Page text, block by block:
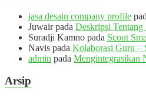
jasa desain company profile
Juwairpada Deskripsi Tentang
Suradji Kamno pada Scout
Navis pada Kolaborasi Guru –
admin pada Mengintegrasikan
Arsip